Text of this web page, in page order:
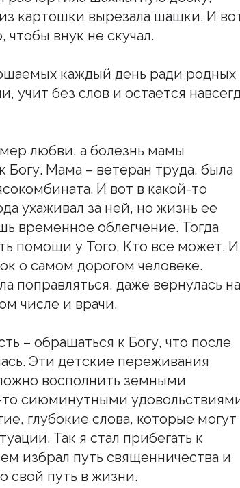
картошки вырезала шашки. И
чтобы внук не скучал.
каждый день ради родных
учит без слов и остается
любви, а болезнь мамы
Богу. Мама – ветеран труда, была
И вот в какой-то
ухаживал за ней, но жизнь ее
временное облегчение. Тогда
помощи у Того, Кто все может. И
о самом дорогом человеке.
поправляться, даже вернулась на
числе и врачи.
– обращаться к Богу, что после
Эти детские переживания
восполнить земными
сиюминутными
глубокие слова, которые могут
Так я стал прибегать к
избрал путь священничества и
свой путь в жизни.